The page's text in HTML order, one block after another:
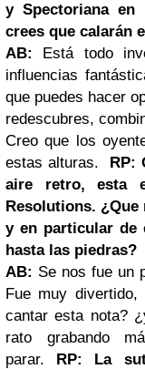
y Spectoriana en
crees que calarán
AB:
Está todo
influencias
que puedes hacer
redescubres,
Creo que los
estas alturas. RP:
aire retro, esta
Resolutions. ¿Que
y en particular de
hasta las piedras?
AB: Se nos fue un
Fue muy
cantar esta nota?
rato grabando
parar. RP: La